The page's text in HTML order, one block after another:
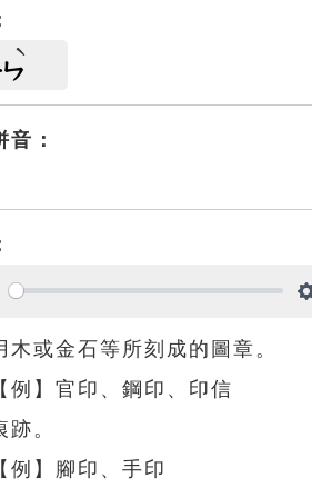
音：
木或金石等所刻成的圖章。
【例】官印、鋼印、印信
跡。
【例】腳印、手印